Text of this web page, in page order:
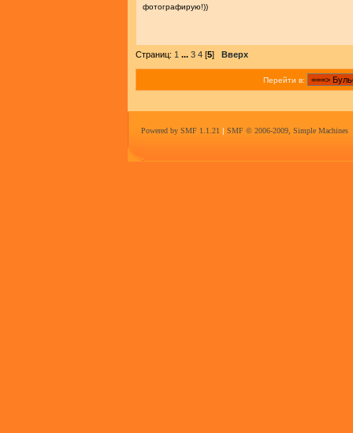
фотографирую!))
Страниц: 1 ... 3 4 [5] Вверх
Перейти в:
Powered by SMF 1.1.21 | SMF © 2006-2009, Simple Machines